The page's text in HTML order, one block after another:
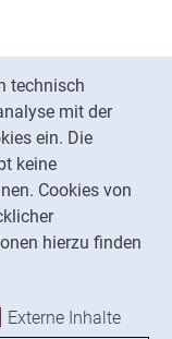
technisch
mit der
ein. Die
keine
Cookies von
hierzu finden
Cookies
Externe Inhalte